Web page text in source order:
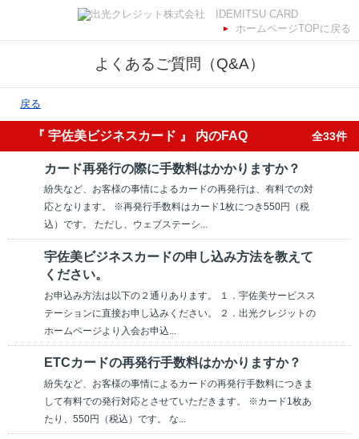
ホームページTOPに戻る
よくあるご質問（Q&A）
戻る
『 宇佐美ビジネスカード 』 内のFAQ 全33件
カード再発行の際に手数料はかかりますか？
紛失など、お客様の事情によるカードの再発行は、有料での対
応となります。 ※再発行手数料はカード1枚につき550円（税
込）です。 ただし、ウェブステーシ...
宇佐美ビジネスカードの申し込み方法を教えて
ください。
お申込み方法は以下の２通りあります。 １．宇佐美サービスス
テーションに直接お申し込みください。 ２．出光クレジットの
ホームページより入会お申込...
ETCカードの再発行手数料はかかりますか？
紛失など、お客様の事情によるカードの再発行手数料につきま
して有料での発行対応とさせていただきます。 ※カード1枚あ
たり、550円（税込）です。 な...